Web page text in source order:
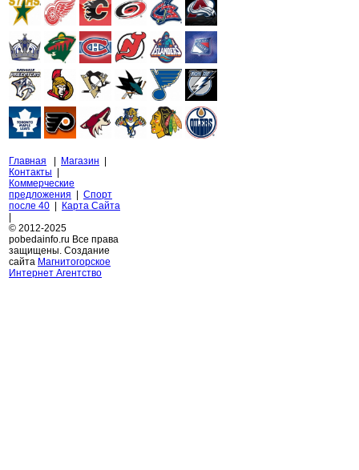
Главная Магазин
Контакты
Коммерческие
предложения
Спорт
после 40
Карта Сайта
© 2012-2025
pobedainfo.ru Все права
защищены. Создание
сайта Магнитогорское
Интернет Агентство